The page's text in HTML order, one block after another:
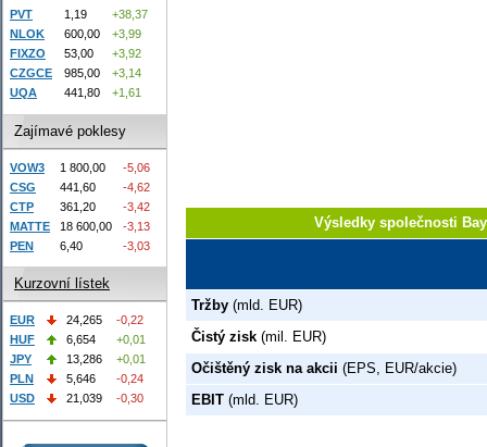
Výsledky společnosti
Tržby (mld. EUR)
Čistý zisk (mil. EUR)
Očištěný zisk na akcii (EPS, EUR/akcie)
EBIT (mld. EUR)
PVT 1,19
+38,37
NLOK
600,00
+3,99
FIXZO
53,00
+3,92
CZGCE
985,00
+3,14
UQA
441,80 +1,61
Zajímavé poklesy
VOW3 1 800,00
-5,06
CSG
441,60
-4,62
CTP
361,20
-3,42
MATTE
18 600,00
-3,13
PEN
6,40 -3,03
Kurzovní lístek
EUR 24,265
-0,22
HUF
6,654
+0,01
JPY
13,286
+0,01
PLN
5,646
-0,24
USD
21,039 -0,30